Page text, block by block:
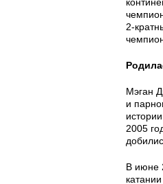
2-
Мэган
и
2005
В июне